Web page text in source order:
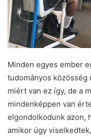
Minden egyes ember
tudományos közösség
miért van ez így, de a
mindenképpen van
elgondolkodunk azon,
amikor úgy